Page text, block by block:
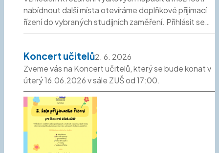
nabídnout další místa otevíráme doplňkové přijímací
řízení do vybraných studijních zaměření. Přihlásit se…
Koncert učitelů2. 6. 2026
Zveme vás na Koncert učitelů, který se bude konat v
úterý 16.06.2026 v sále ZUŠ od 17:00.